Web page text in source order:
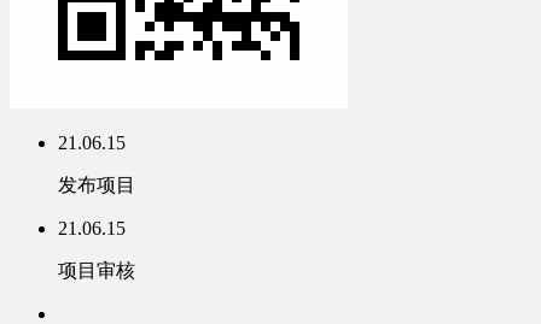
21.06.15
发布项目
21.06.15
项目审核